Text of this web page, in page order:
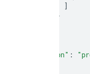
]
}
"session" :